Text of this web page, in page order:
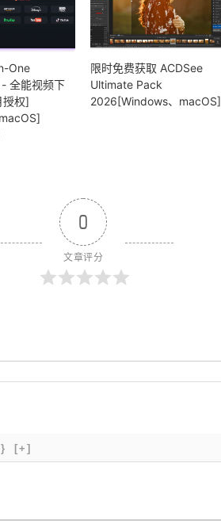
One
全能视频下
授权]
限时免费获取 ACDSee
Ultimate Pack
2026[Windows、macOS]
0
文章评分
[+]